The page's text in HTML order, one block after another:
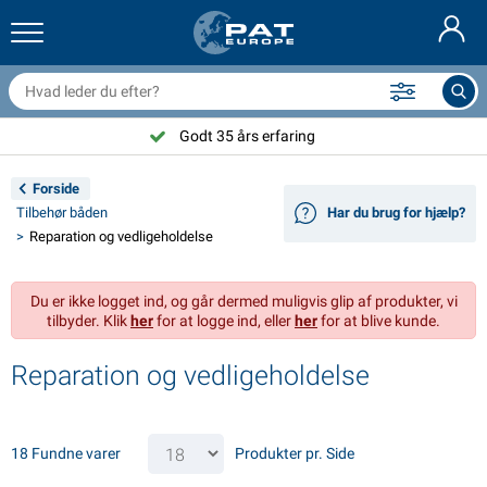
& tilbehør
udstyr til trailer
Belysning
Belysning Aspöck
Belysning Radex
belysning for tilhengere
indvendig
& solprodukter
& 24V tilbehør
og topbetræk
& autocamper udvendig
& bobil invendig
til gas
og beslag
og sjækler
og vedligeholdelse
Brandslukker & brandtæpper
produkter
Nederlands
Deutsch
English
Svenska
Norsk
Godt 35 års erfaring
Forside
Tilbehør båden
Reparation og vedligeholdelse
Har du brug for hjælp?
Du er ikke logget ind, og går dermed muligvis glip af produkter, vi
tilbyder. Klikherfor at logge ind, ellerherfor at blive kunde.
Reparation og vedligeholdelse
18 Fundne varer Produkter pr. Side